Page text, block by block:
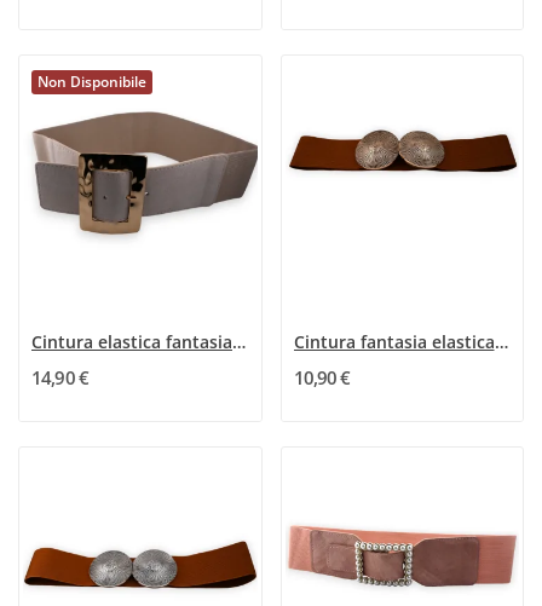
Non Disponibile
Cintura elastica fantasia donna beige con...
14,90 €
Cintura fantasia elastica da donna marrone con...
10,90 €